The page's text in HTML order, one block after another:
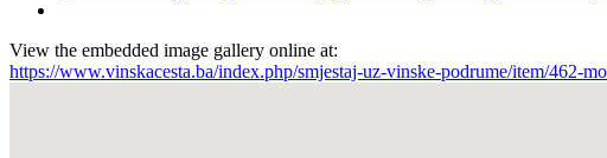
View the embedded image gallery online at:
https://www.vinskacesta.ba/index.php/smjestaj-uz-vinske-podrume/item/462-